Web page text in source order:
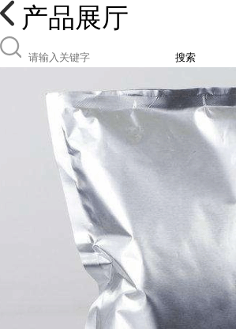
产品展厅
搜索